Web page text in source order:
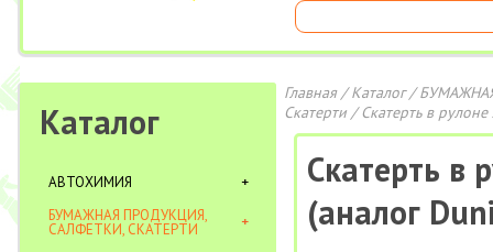
Каталог
АВТОХИМИЯ
БУМАЖНАЯ ПРОДУКЦИЯ,
САЛФЕТКИ, СКАТЕРТИ
Главная/Каталог/
Скатерти / Скатерть в
Скатерть в
(аналог